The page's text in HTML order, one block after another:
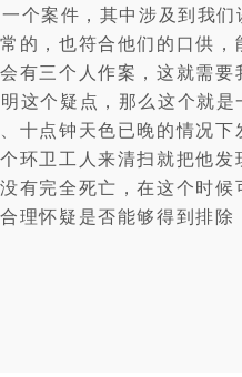
案件，其中涉及到我们
的，也符合他们的口供
有三个人作案，这就需
这个疑点，那么这个就
十点钟天色已晚的情况
卫工人来清扫就把他发
有完全死亡，在这个时
理怀疑是否能够得到排